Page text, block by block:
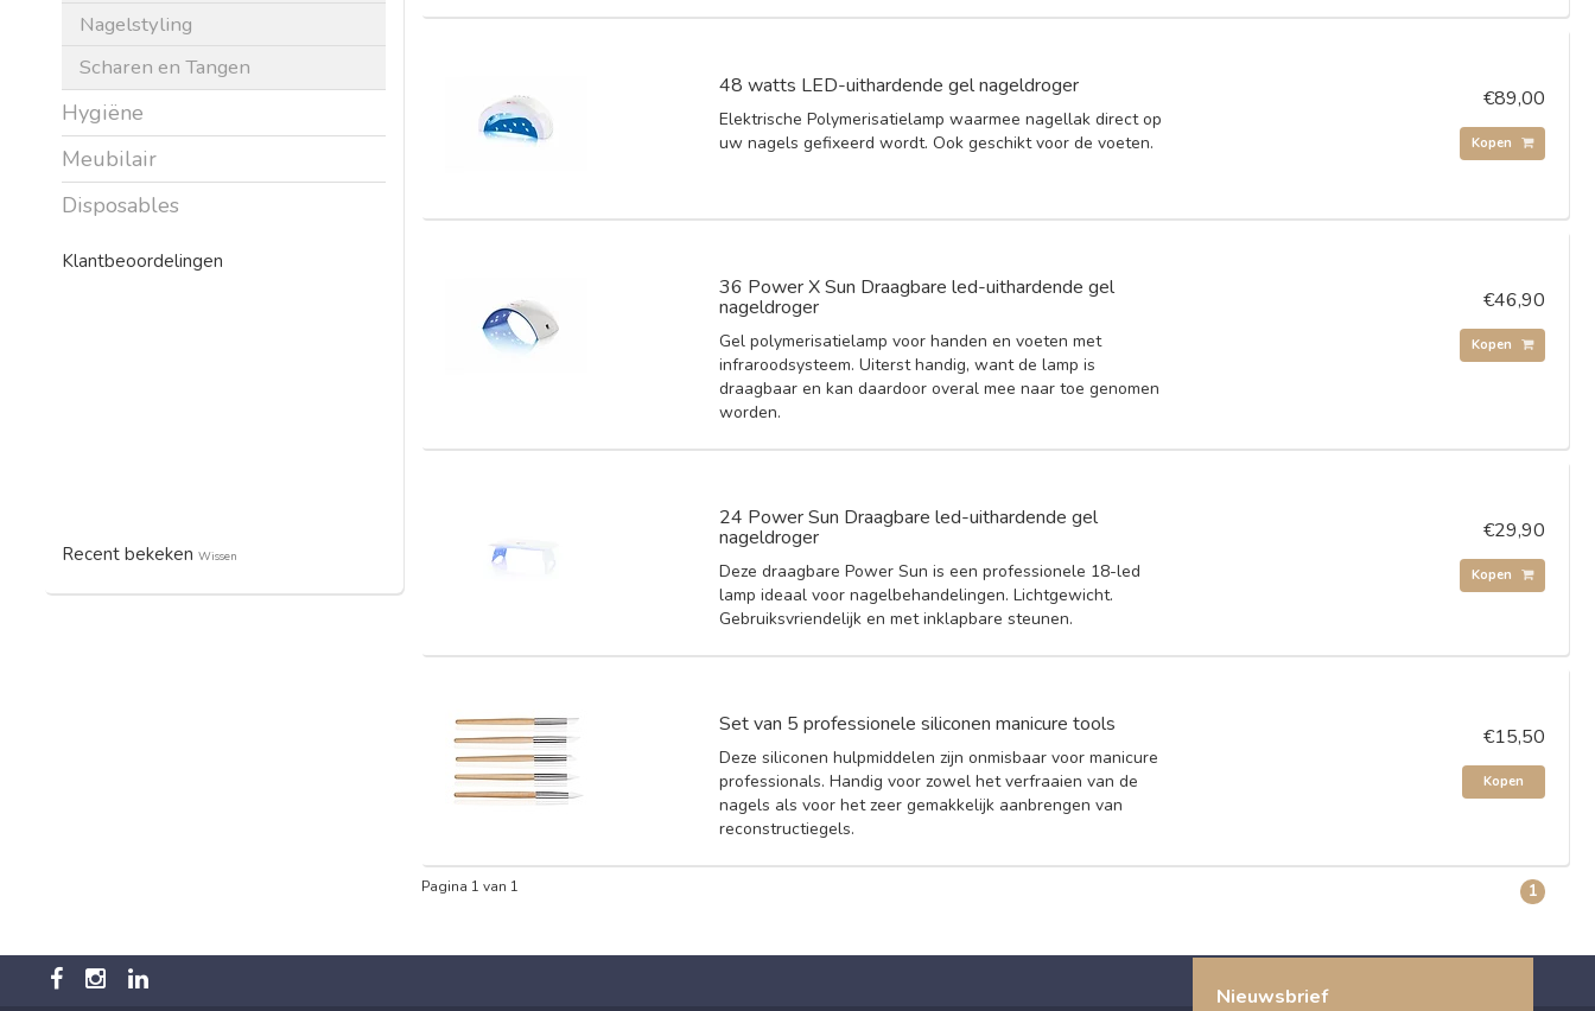
Nagelstyling
Scharen en Tangen
Hygiëne
Meubilair
Disposables
Klantbeoordelingen
Recent bekeken Wissen
48 watts LED-uithardende gel nageldroger
Elektrische Polymerisatielamp waarmee nagellak direct op
uw nagels gefixeerd wordt. Ook geschikt voor de voeten.
€89,00
Kopen
36 Power X Sun Draagbare led-uithardende gel
nageldroger
Gel polymerisatielamp voor handen en voeten met
infraroodsysteem. Uiterst handig, want de lamp is
draagbaar en kan daardoor overal mee naar toe genomen
worden.
€46,90
Kopen
24 Power Sun Draagbare led-uithardende gel
nageldroger
Deze draagbare Power Sun is een professionele 18-led
lamp ideaal voor nagelbehandelingen. Lichtgewicht.
Gebruiksvriendelijk en met inklapbare steunen.
€29,90
Kopen
Set van 5 professionele siliconen manicure tools
Deze siliconen hulpmiddelen zijn onmisbaar voor manicure
professionals. Handig voor zowel het verfraaien van de
nagels als voor het zeer gemakkelijk aanbrengen van
reconstructiegels.
€15,50
Kopen
Pagina 1 van 1 1
Nieuwsbrief